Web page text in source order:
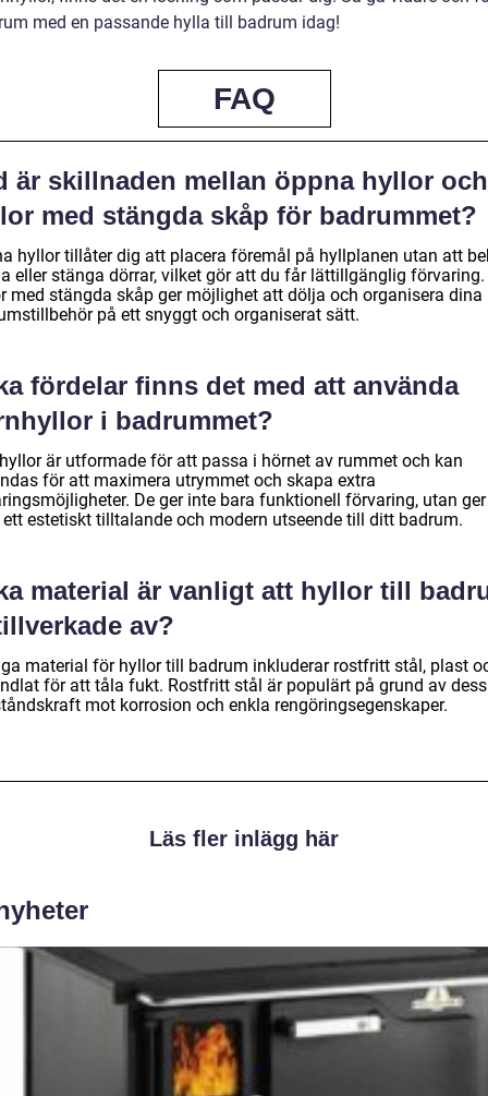
med en passande hylla till badrum idag!
FAQ
är skillnaden mellan öppna hyllor och
med stängda skåp för badrummet?
hyllor tillåter dig att placera föremål på hyllplanen utan att
eller stänga dörrar, vilket gör att du får lättillgänglig förvaring.
med stängda skåp ger möjlighet att dölja och organisera dina
på ett snyggt och organiserat sätt.
fördelar finns det med att använda
i badrummet?
är utformade för att passa i hörnet av rummet och kan
för att maximera utrymmet och skapa extra
De ger inte bara funktionell förvaring, utan ger
ett estetiskt tilltalande och modern utseende till ditt badrum.
material är vanligt att hyllor till
av?
material för hyllor till badrum inkluderar rostfritt stål, plast
för att tåla fukt. Rostfritt stål är populärt på grund av dess
mot korrosion och enkla rengöringsegenskaper.
Läs fler inlägg här